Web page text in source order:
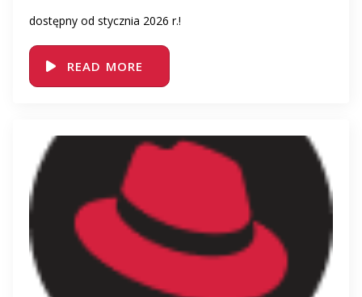
dostępny od stycznia 2026 r.!
READ MORE